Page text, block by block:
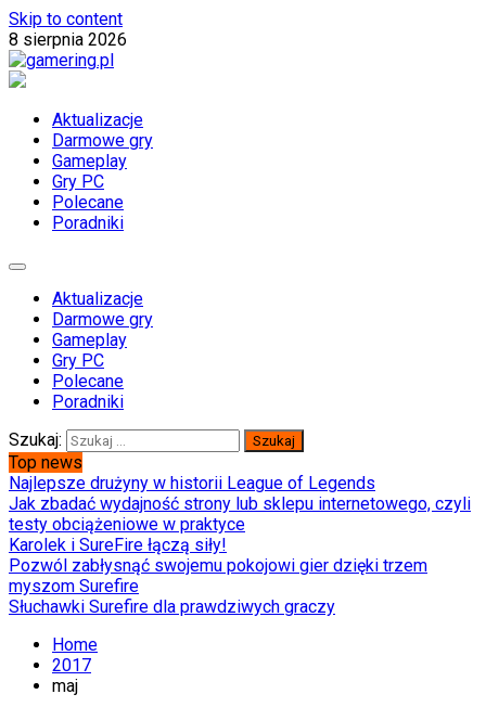
Skip to content
8 sierpnia 2026
Aktualizacje
Darmowe gry
Gameplay
Gry PC
Polecane
Poradniki
Aktualizacje
Darmowe gry
Gameplay
Gry PC
Polecane
Poradniki
Szukaj:
Top news
Najlepsze drużyny w historii League of Legends
Jak zbadać wydajność strony lub sklepu internetowego, czyli
testy obciążeniowe w praktyce
Karolek i SureFire łączą siły!
Pozwól zabłysnąć swojemu pokojowi gier dzięki trzem
myszom Surefire
Słuchawki Surefire dla prawdziwych graczy
Home
2017
maj